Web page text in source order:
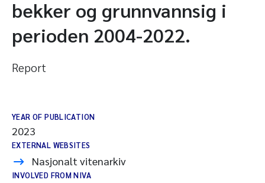
bekker og grunnvannsig i
perioden 2004-2022.
Report
YEAR OF PUBLICATION
2023
EXTERNAL WEBSITES
Nasjonalt vitenarkiv
INVOLVED FROM NIVA